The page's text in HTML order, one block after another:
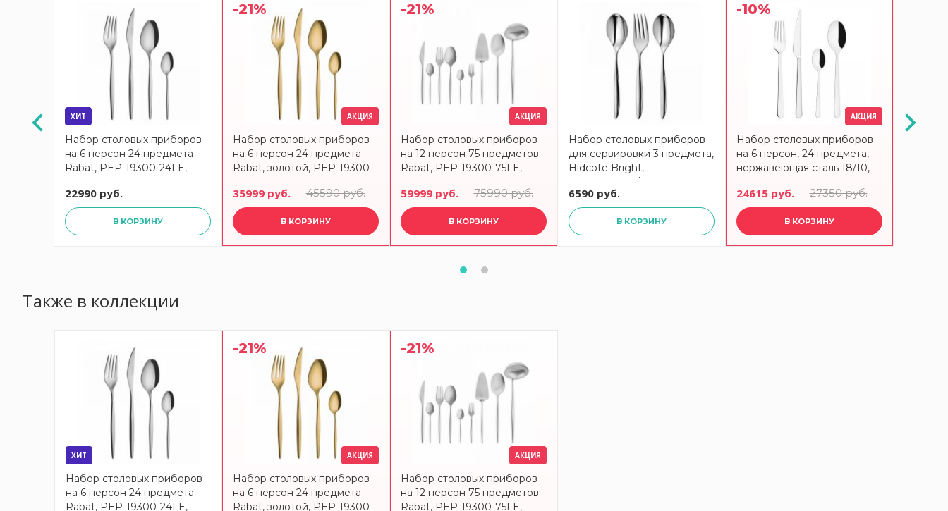
АКЦИЯ ХИТ
Набор столовых приборов
на 6 персон 24 предмета
Rabat, PEP-19300-24LE,
22990 руб.
В КОРЗИНУ
-21%
АКЦИЯ
Набор столовых приборов
на 6 персон 24 предмета
Rabat, золотой, PEP-19300-
35999 руб. 45590 руб.
В КОРЗИНУ
-21%
АКЦИЯ
Набор столовых приборов
на 12 персон 75 предметов
Rabat, PEP-19300-75LE,
59999 руб. 75990 руб.
В КОРЗИНУ
Набор столовых приборов
для сервировки 3 предмета,
Hidcote Bright,
HIDBR1088V/3, ROBERT
WELCH
6590 руб.
В КОРЗИНУ
-10%
АКЦИЯ
Набор столовых приборов
на 6 персон, 24 предмета,
нержавеющая сталь 18/10,
24615 руб. 27350 руб.
В КОРЗИНУ
Также в коллекции
ХИТ
Набор столовых приборов
на 6 персон 24 предмета
Rabat, PEP-19300-24LE,
-21%
АКЦИЯ
Набор столовых приборов
на 6 персон 24 предмета
Rabat, золотой, PEP-19300-
-21%
АКЦИЯ
Набор столовых приборов
на 12 персон 75 предметов
Rabat, PEP-19300-75LE,